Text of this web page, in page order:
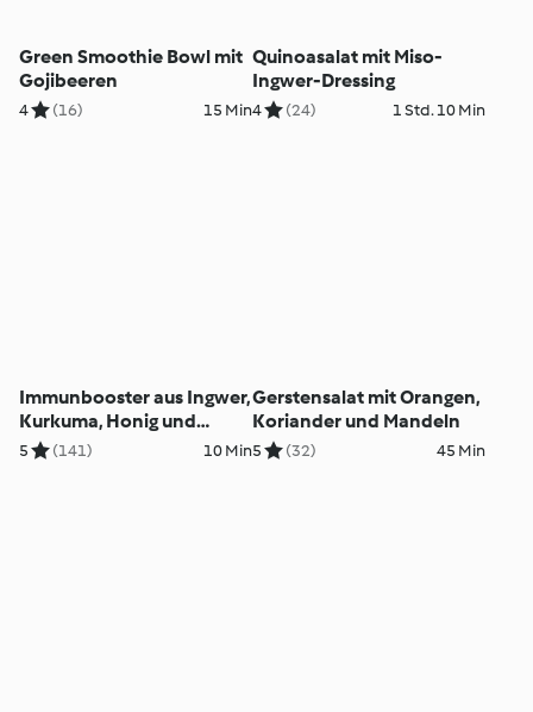
Green Smoothie Bowl mit
Gojibeeren
4 (16) 15 Min
Quinoasalat mit Miso-
Ingwer-Dressing
4 (24) 1 Std. 10 Min
Immunbooster aus Ingwer,
Kurkuma, Honig und
Zitrone
5 (141) 10 Min
Gerstensalat mit Orangen,
Koriander und Mandeln
5 (32) 45 Min